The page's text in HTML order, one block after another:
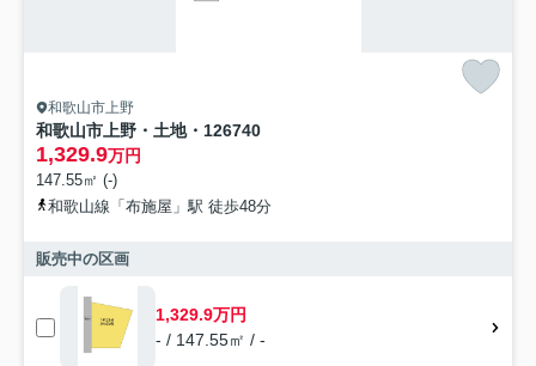
和歌山市上野
和歌山市上野・土地・126740
1,329.9万円
147.55㎡ (-)
和歌山線「布施屋」駅 徒歩48分
販売中の区画
1,329.9万円
- / 147.55㎡ / -